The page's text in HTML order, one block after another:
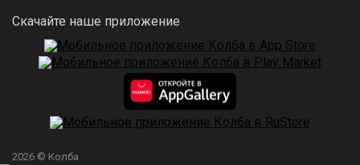
Скачайте наше приложение
2026 © Колба